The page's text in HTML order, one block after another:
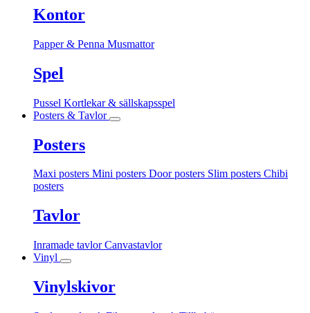
Kontor
Papper & Penna Musmattor
Spel
Pussel Kortlekar & sällskapsspel
Posters & Tavlor
Posters
Maxi posters Mini posters Door posters Slim posters Chibi
posters
Tavlor
Inramade tavlorCanvastavlor
Vinyl
Vinylskivor